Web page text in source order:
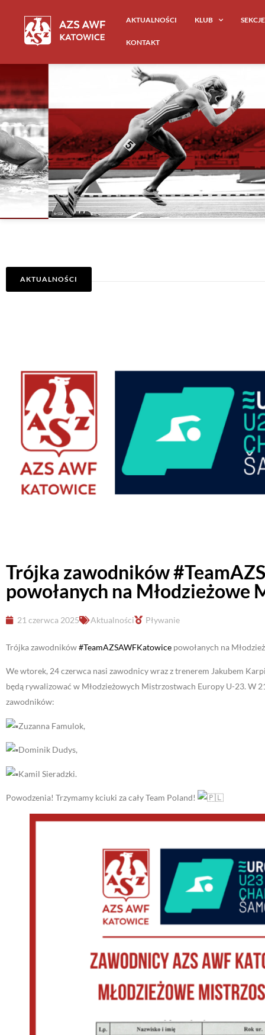
AKTUALNOŚCI KLUB
KONTAKT
AKTUALNOŚCI
Trójka zawodników
powołanych na
21 czerwca 2025 Aktualności Pływanie
Trójka zawodników#TeamAZSAWFKatowice powołanych na
We wtorek, 24 czerwca nasi zawodnicy wraz z trenerem Jakubem
będą rywalizować w Młodzieżowych Mistrzostwach Europy U-23. W
zawodników:
Zuzanna Famulok,
Dominik Dudys,
Kamil Sieradzki.
Powodzenia! Trzymamy kciuki za cały Team Poland!